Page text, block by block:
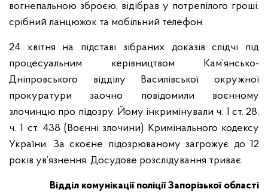
вогнепальною зброєю, відібрав у потрепілого гроші,
срібний ланцюжок та мобільний телефон.
24 квітня на підставі зібраних доказів слідчі під
процесуальним керівництвом Кам’янсько-
Дніпровського відділу Василівської окружної
прокуратури заочно повідомили воєнному
злочинцю про підозру. Йому інкримінували ч. 1 ст. 28,
ч. 1 ст. 438 (Воєнні злочини) Кримінального кодексу
України. За скоєне підозрюваному загрожує до 12
років ув’язнення. Досудове розслідування триває.
Відділ комунікації поліції Запорізької області